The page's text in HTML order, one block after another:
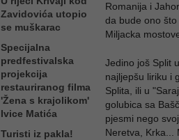
Zavidovića utopio
se muškarac
Specijalna
predfestivalska
projekcija
restauriranog filma
'Žena s krajolikom'
Ivice Matića
Turisti iz pakla!
Romanija i
da bude ono
Miljacka
Jedino još Split
najljepšu liriku i
Splita, ili u
golubica sa
pjesmi nego
Neretva, Krka...